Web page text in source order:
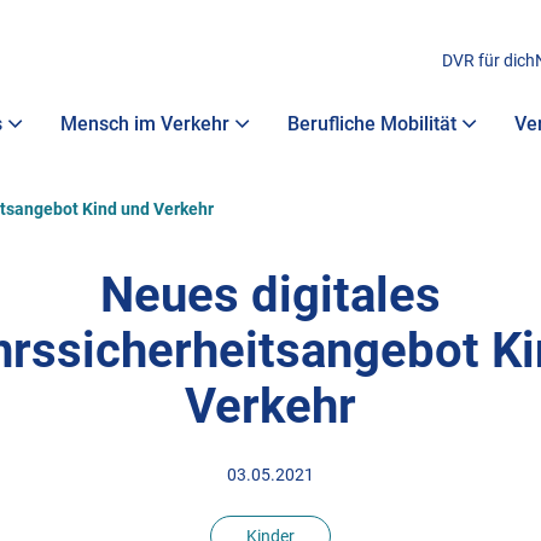
DVR für dich
Mensch im Verkehr Berufliche Mobilität
Kind und Verkehr
Neues digitales
Verkehr
03.05.2021
Kinder